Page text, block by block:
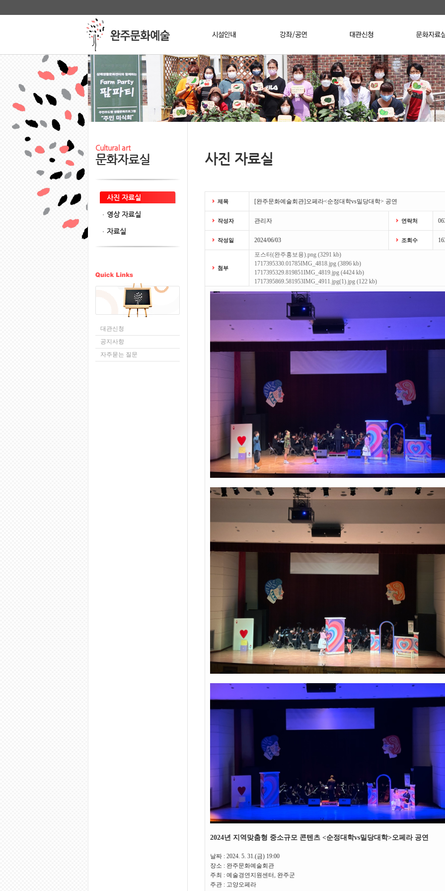
Cultural art
문화자료실
사진 자료실
영상 자료실
자료실
대관신청
공지사항
자주묻는 질문
사진 자료실
제목 [완주문화예술회관]오페라<순정대학vs밀당대학> 공연
작성자 관리자 연락처
작성일 2024/06/03 조회수
첨부
포스터(완주홍보용).png (3291 kb)
1717395330.01785IMG_4818.jpg (3896 kb)
1717395329.819851IMG_4819.jpg (4424 kb)
1717395869.581953IMG_4911.jpg(1).jpg (122 kb)
2024년 지역맞춤형 중소규모 콘텐츠 <순정대학vs밀당대학>오페라 공연
날짜 : 2024. 5. 31.(금) 19:00
장소 : 완주문화예술회관
주최 : 예술경연지원센터, 완주군
주관 : 고양오페라